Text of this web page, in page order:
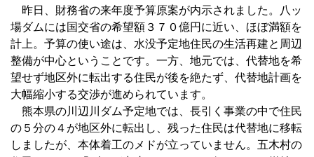
昨日、財務省の来年度予算原案が内示されました。八ッ
場ダムには国交省の希望額３７０億円に近い、ほぼ満額を
計上。予算の使い途は、水没予定地住民の生活再建と周辺
整備が中心ということです。一方、地元では、代替地を希
望せず地区外に転出する住民が後を絶たず、代替地計画を
大幅縮小する交渉が進められています。
熊本県の川辺川ダム予定地では、長引く事業の中で住民
の５分の４が地区外に転出し、残った住民は代替地に移転
しましたが、本体着工のメドが立っていません。五木村の